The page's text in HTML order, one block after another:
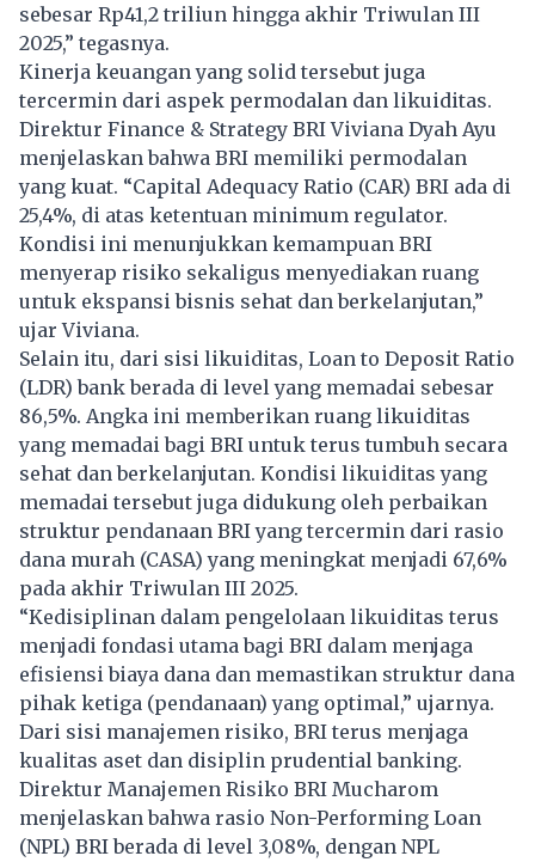
sebesar Rp41,2 triliun hingga akhir Triwulan III
2025,” tegasnya.
Kinerja keuangan yang solid tersebut juga
tercermin dari aspek permodalan dan likuiditas.
Direktur Finance & Strategy BRI Viviana Dyah Ayu
menjelaskan bahwa BRI memiliki permodalan
yang kuat. “Capital Adequacy Ratio (CAR) BRI ada di
25,4%, di atas ketentuan minimum regulator.
Kondisi ini menunjukkan kemampuan BRI
menyerap risiko sekaligus menyediakan ruang
untuk ekspansi bisnis sehat dan berkelanjutan,”
ujar Viviana.
Selain itu, dari sisi likuiditas, Loan to Deposit Ratio
(LDR) bank berada di level yang memadai sebesar
86,5%. Angka ini memberikan ruang likuiditas
yang memadai bagi BRI untuk terus tumbuh secara
sehat dan berkelanjutan. Kondisi likuiditas yang
memadai tersebut juga didukung oleh perbaikan
struktur pendanaan BRI yang tercermin dari rasio
dana murah (CASA) yang meningkat menjadi 67,6%
pada akhir Triwulan III 2025.
“Kedisiplinan dalam pengelolaan likuiditas terus
menjadi fondasi utama bagi BRI dalam menjaga
efisiensi biaya dana dan memastikan struktur dana
pihak ketiga (pendanaan) yang optimal,” ujarnya.
Dari sisi manajemen risiko, BRI terus menjaga
kualitas aset dan disiplin prudential banking.
Direktur Manajemen Risiko BRI Mucharom
menjelaskan bahwa rasio Non-Performing Loan
(NPL) BRI berada di level 3,08%, dengan NPL